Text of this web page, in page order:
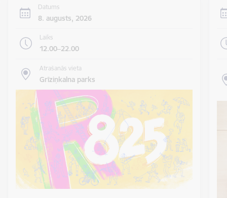
Datums
8. augusts, 2026
Laiks
12.00–22.00
Atrašanās vieta
Grīziņkalna parks